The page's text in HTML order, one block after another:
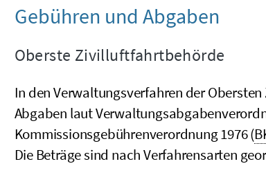
Gebühren und Abgaben
Oberste Zivilluftfahrtbehörde
In den Verwaltungsverfahren der
Abgaben laut
Kommissionsgebührenverordnung 1976 (
Die Beträge sind nach Verfahrensarten